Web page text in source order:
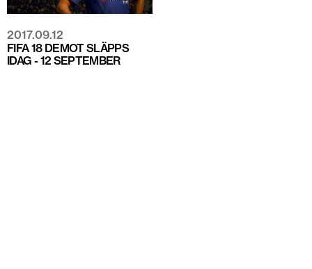
2017.09.12
FIFA 18 DEMOT SLÄPPS
IDAG - 12 SEPTEMBER